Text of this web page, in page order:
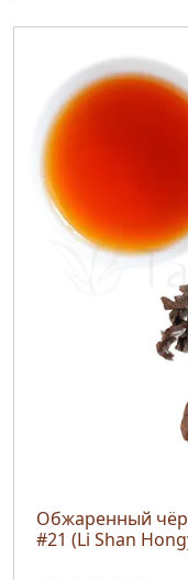
Обжаренный
#21 (Li Shan